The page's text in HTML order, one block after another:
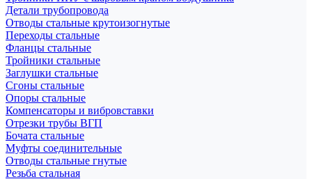
Детали трубопровода
Отводы стальные крутоизогнутые
Переходы стальные
Фланцы стальные
Тройники стальные
Заглушки стальные
Сгоны стальные
Опоры стальные
Компенсаторы и вибровставки
Отрезки трубы ВГП
Бочата стальные
Муфты соединительные
Отводы стальные гнутые
Резьба стальная